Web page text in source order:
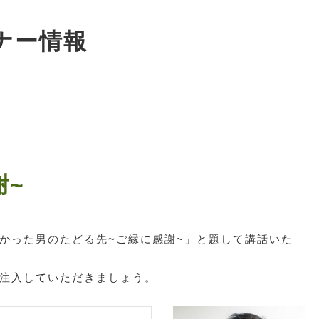
ー情報
~
った男のたどる先~ご縁に感謝~」と題して講話いた
入していただきましょう。